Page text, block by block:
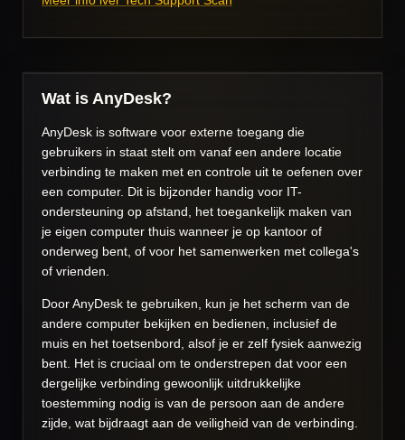
Wat is AnyDesk?
AnyDesk is software voor externe toegang die
gebruikers in staat stelt om vanaf een andere locatie
verbinding te maken met en controle uit te oefenen over
een computer. Dit is bijzonder handig voor IT-
ondersteuning op afstand, het toegankelijk maken van
je eigen computer thuis wanneer je op kantoor of
onderweg bent, of voor het samenwerken met collega's
of vrienden.
Door AnyDesk te gebruiken, kun je het scherm van de
andere computer bekijken en bedienen, inclusief de
muis en het toetsenbord, alsof je er zelf fysiek aanwezig
bent. Het is cruciaal om te onderstrepen dat voor een
dergelijke verbinding gewoonlijk uitdrukkelijke
toestemming nodig is van de persoon aan de andere
zijde, wat bijdraagt aan de veiligheid van de verbinding.